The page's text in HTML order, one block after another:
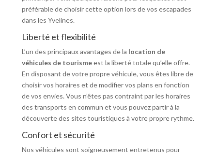
préférable de choisir cette option lors de vos escapades
dans les Yvelines.
Liberté et flexibilité
L’un des principaux avantages de la location de
véhicules de tourismeest la liberté totale qu’elle offre.
En disposant de votre propre véhicule, vous êtes libre de
choisir vos horaires et de modifier vos plans en fonction
de vos envies. Vous n’êtes pas contraint par les horaires
des transports en commun et vous pouvez partir à la
découverte des sites touristiques à votre propre rythme.
Confort et sécurité
Nos véhicules sont soigneusement entretenus pour